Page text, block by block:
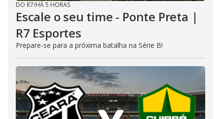
DO R7/HÁ 5 HORAS
Escale o seu time - Ponte Preta |
R7 Esportes
Prepare-se para a próxima batalha na Série B!